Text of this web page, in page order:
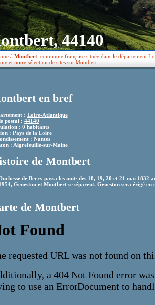
44140
à Montbert , commune française située dans le département
et notre sélection de sites sur Montbert.
en bref
: Loire-Atlantique
postal : 44140
: 0 habitants
: Pays de la Loire
: Nantes
: Aigrefeuille-sur-Maine
de Montbert
de Berry passa les nuits des 18, 19, 20 et 21 mai 1832
Geneston et Montbert se séparent. Geneston sera érigé en
de Montbert